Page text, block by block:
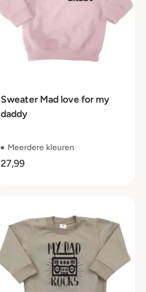
Sweater Mad love for my
daddy
Meerdere kleuren
27,99